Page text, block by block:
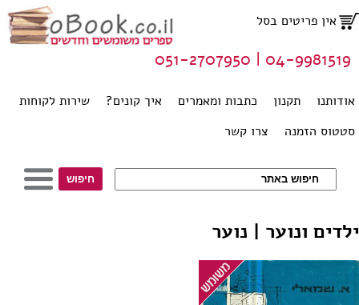
אין פריטים בסל
אודותנו תקנון כתבות ומאמרים איך קונים?
שירות לקוחות
סטטוס הזמנה
צרו קשר
04-9981519 | 051-2707950
ילדים ונוער | נוער